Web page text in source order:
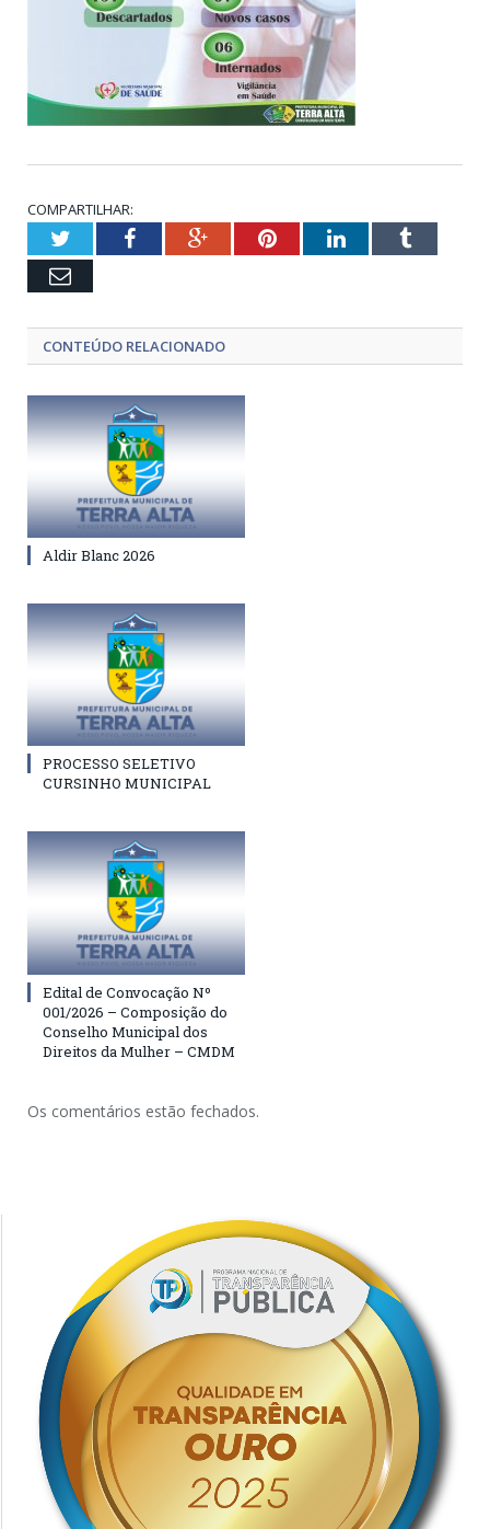
COMPARTILHAR:
TwitterFacebookGoogle+PinterestLinkedInTumblr
Email
CONTEÚDO RELACIONADO
Aldir Blanc 2026
PROCESSO SELETIVO
CURSINHO MUNICIPAL
Edital de Convocação Nº
001/2026 – Composição do
Conselho Municipal dos
Direitos da Mulher – CMDM
Os comentários estão fechados.